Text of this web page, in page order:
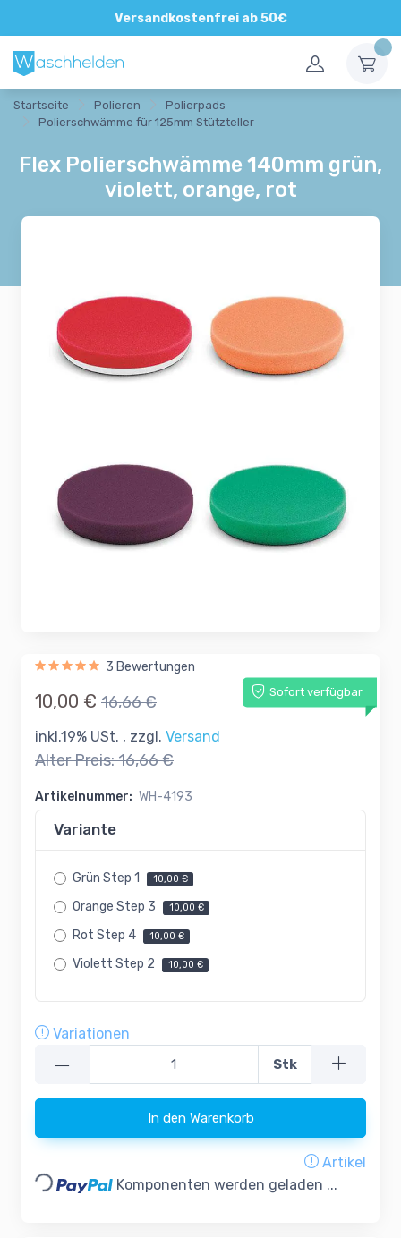
Versandkostenfrei ab 50€
Direkte und persönliche Beratung
Startseite Polieren
Polierpads
Polierschwämme für 125mm Stützteller
Flex Polierschwämme 140mm grün,
violett, orange, rot
3 Bewertungen
Sofort verfügbar
10,00 € 16,66 €
inkl.19% USt. , zzgl. Versand
Alter Preis:16,66 €
Artikelnummer: WH-4193
Variante
Grün Step 1 10,00 €
Orange Step 3 10,00 €
Rot Step 4 10,00 €
Violett Step 2 10,00 €
Variationen
— Stk
In den Warenkorb
Artikel
Loading... Komponenten werden geladen ...